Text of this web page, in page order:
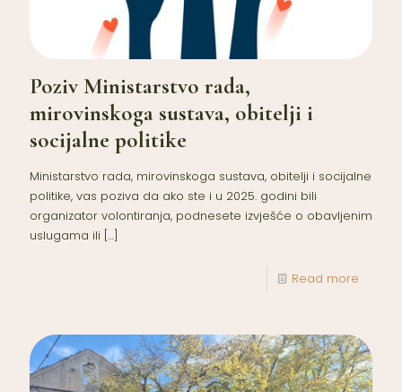
Poziv Ministarstvo rada,
mirovinskoga sustava, obitelji i
socijalne politike
Ministarstvo rada, mirovinskoga sustava, obitelji i socijalne
politike, vas poziva da ako ste i u 2025. godini bili
organizator volontiranja, podnesete izvješće o obavljenim
uslugama ili […]
Read more